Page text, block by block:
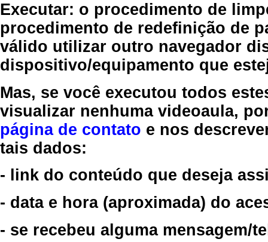
Executar: o procedimento de
procedimento de redefinição de
válido utilizar outro navegador
dispositivo/equipamento que
Mas, se você executou todos
visualizar nenhuma videoaula,
página de contato e nos
tais dados:
- link do conteúdo que deseja
- data e hora (aproximada) do
- se recebeu alguma mensagem/